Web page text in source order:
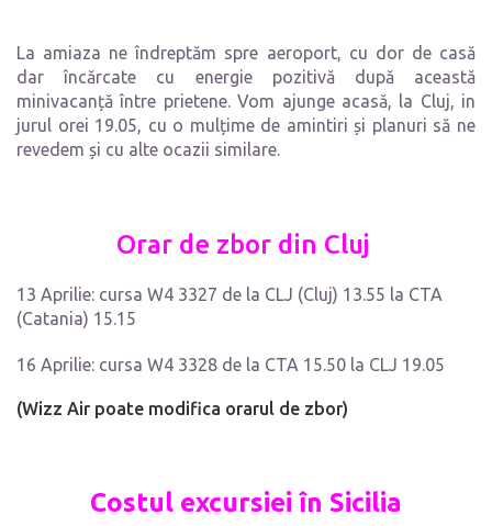
La amiaza ne îndreptăm spre aeroport, cu dor de casă
dar încărcate cu energie pozitivă după această
minivacanță între prietene. Vom ajunge acasă, la Cluj, in
jurul orei 19.05, cu o mulțime de amintiri și planuri să ne
revedem și cu alte ocazii similare.
Orar de zbor din Cluj
13 Aprilie: cursa W4 3327 de la CLJ (Cluj) 13.55 la CTA
(Catania) 15.15
16 Aprilie: cursa W4 3328 de la CTA 15.50 la CLJ 19.05
(Wizz Air poate modifica orarul de zbor)
Costul excursiei în Sicilia